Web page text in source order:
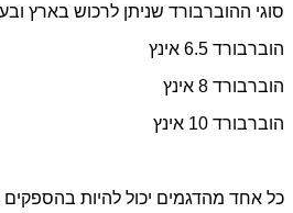
סוגי ההוברבורד שניתן לרכוש בארץ
הוברבורד 6.5 אינץ
הוברבורד 8 אינץ
הוברבורד 10 אינץ
כל אחד מהדגמים יכול להיות בהספקים שונים מ 100 וואט ועד 350